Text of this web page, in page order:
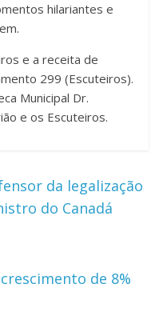
hilariantes e
e a receita de
299 (Escuteiros).
Municipal Dr.
e os Escuteiros.
da legalização
do Canadá
de 8%